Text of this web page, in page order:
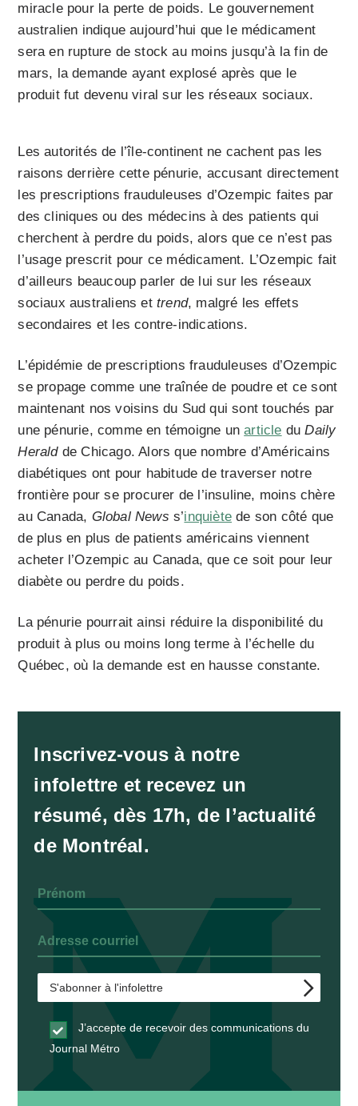
miracle pour la perte de poids. Le gouvernement
australien indique aujourd’hui que le médicament
sera en rupture de stock au moins jusqu’à la fin de
mars, la demande ayant explosé après que le
produit fut devenu viral sur les réseaux sociaux.
Les autorités de l’île-continent ne cachent pas les
raisons derrière cette pénurie, accusant directement
les prescriptions frauduleuses d’Ozempic faites par
des cliniques ou des médecins à des patients qui
cherchent à perdre du poids, alors que ce n’est pas
l’usage prescrit pour ce médicament. L’Ozempic fait
d’ailleurs beaucoup parler de lui sur les réseaux
sociaux australiens ettrend, malgré les effets
secondaires et les contre-indications.
L’épidémie de prescriptions frauduleuses d’Ozempic
se propage comme une traînée de poudre et ce sont
maintenant nos voisins du Sud qui sont touchés par
une pénurie, comme en témoigne unarticle duDaily
Heraldde Chicago. Alors que nombre d’Américains
diabétiques ont pour habitude de traverser notre
frontière pour se procurer de l’insuline, moins chère
au Canada, Global News s’inquiète de son côté que
de plus en plus de patients américains viennent
acheter l’Ozempic au Canada, que ce soit pour leur
diabète ou perdre du poids.
La pénurie pourrait ainsi réduire la disponibilité du
produit à plus ou moins long terme à l’échelle du
Québec, où la demande est en hausse constante.
Inscrivez-vous à notre
infolettre et recevez un
résumé, dès 17h, de l’actualité
de Montréal.
J’accepte de recevoir des communications du
Journal Métro